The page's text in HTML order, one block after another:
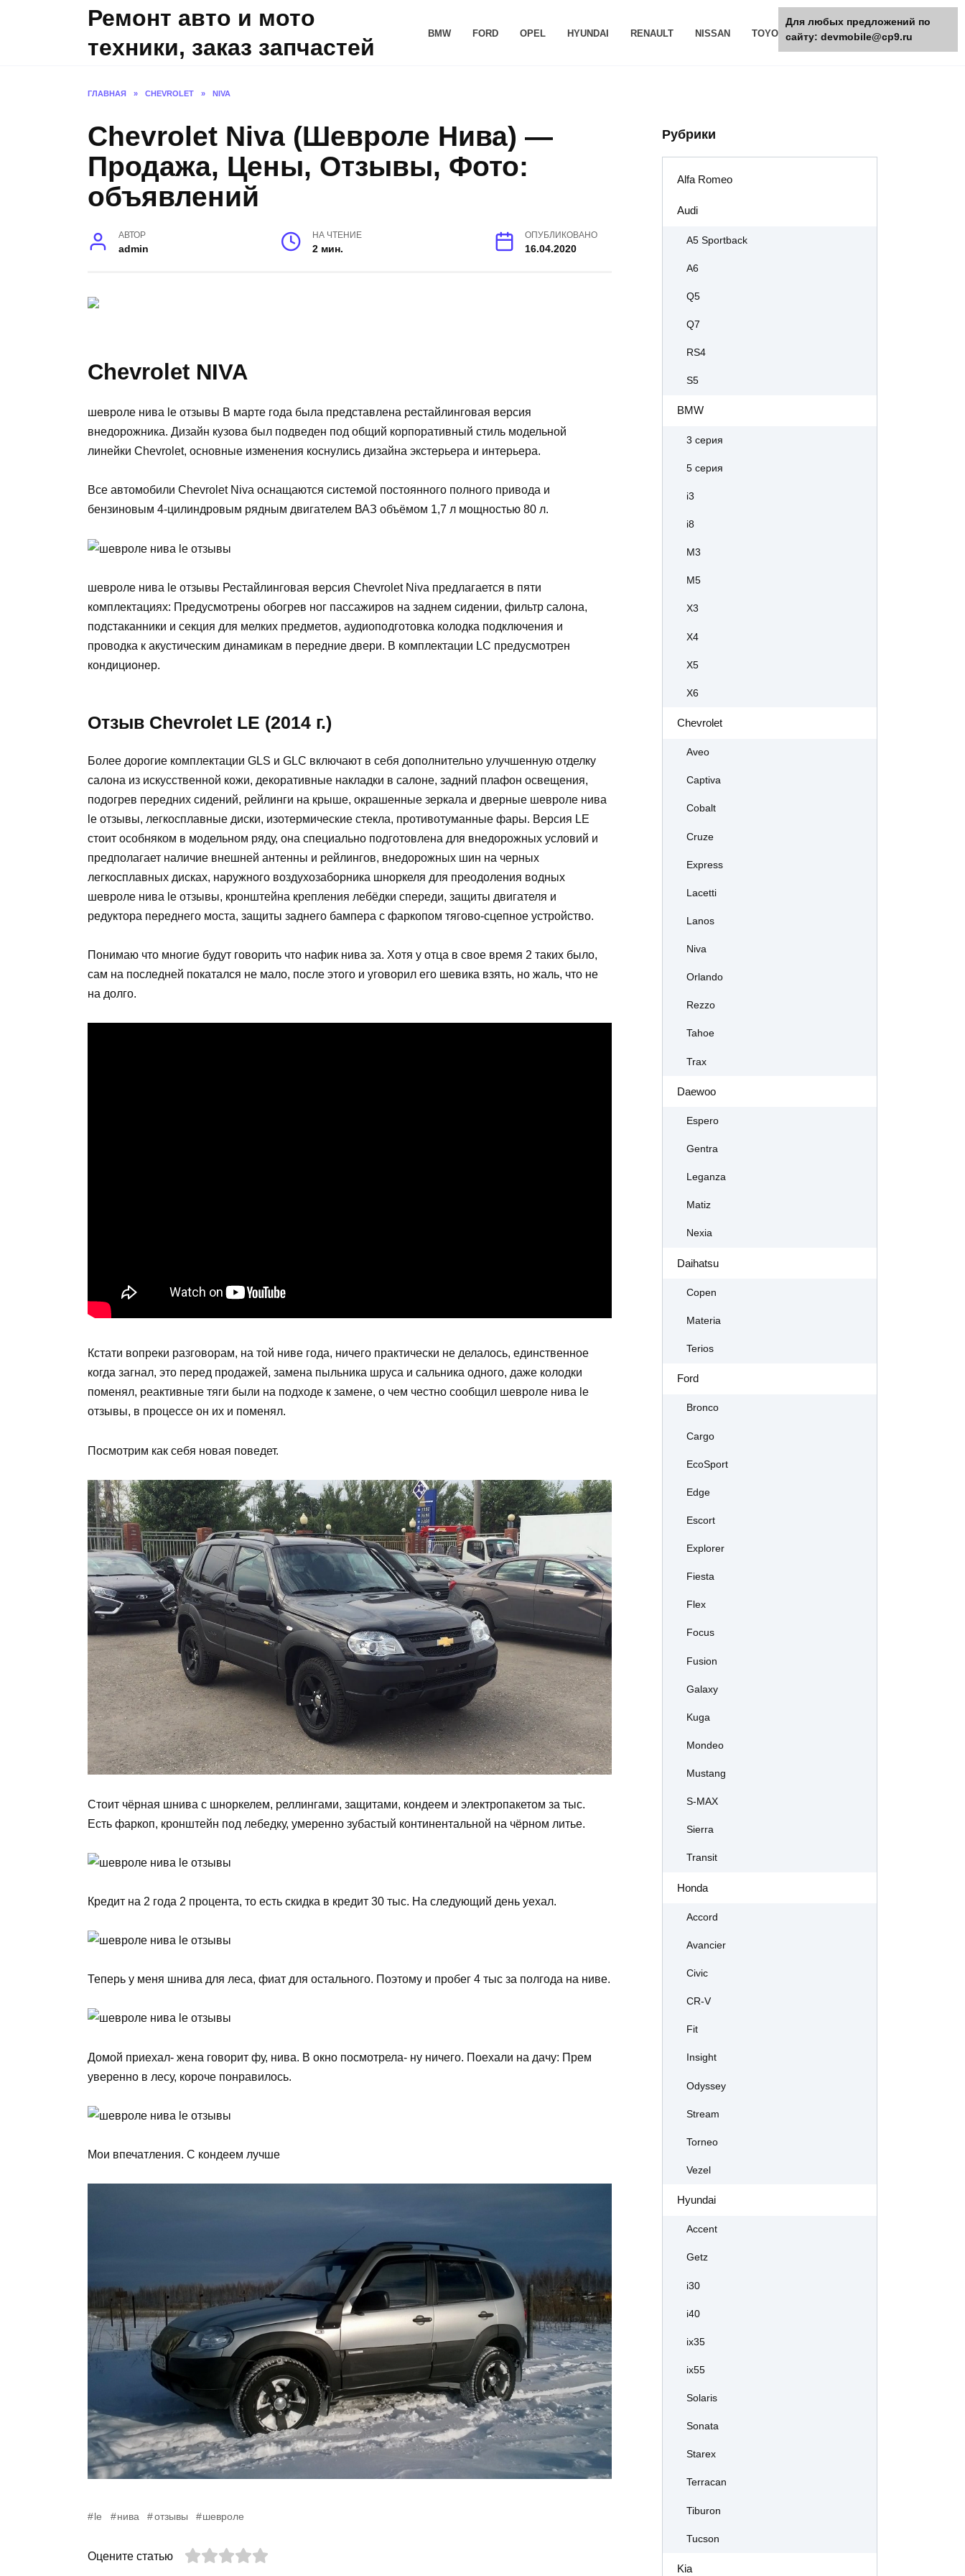
Ремонт авто и мото
техники, заказ запчастей
BMW FORD OPEL HYUNDAI RENAULT NISSAN TOYOTA РАЗНОЕ
ГЛАВНАЯ » CHEVROLET » NIVA
Chevrolet Niva (Шевроле Нива) —
Продажа, Цены, Отзывы, Фото:
объявлений
АВТОР
admin
НА ЧТЕНИЕ
2 мин.
ОПУБЛИКОВАНО
16.04.2020
Chevrolet NIVA
шевроле нива le отзывы В марте года была представлена рестайлинговая версия
внедорожника. Дизайн кузова был подведен под общий корпоративный стиль модельной
линейки Chevrolet, основные изменения коснулись дизайна экстерьера и интерьера.
Все автомобили Chevrolet Niva оснащаются системой постоянного полного привода и
бензиновым 4-цилиндровым рядным двигателем ВАЗ объёмом 1,7 л мощностью 80 л.
шевроле нива le отзывы Рестайлинговая версия Chevrolet Niva предлагается в пяти
комплектациях: Предусмотрены обогрев ног пассажиров на заднем сидении, фильтр салона,
подстаканники и секция для мелких предметов, аудиоподготовка колодка подключения и
проводка к акустическим динамикам в передние двери. В комплектации LC предусмотрен
кондиционер.
Отзыв Chevrolet LE (2014 г.)
Более дорогие комплектации GLS и GLC включают в себя дополнительно улучшенную отделку
салона из искусственной кожи, декоративные накладки в салоне, задний плафон освещения,
подогрев передних сидений, рейлинги на крыше, окрашенные зеркала и дверные шевроле нива
le отзывы, легкосплавные диски, изотермические стекла, противотуманные фары. Версия LE
стоит особняком в модельном ряду, она специально подготовлена для внедорожных условий и
предполагает наличие внешней антенны и рейлингов, внедорожных шин на черных
легкосплавных дисках, наружного воздухозаборника шноркеля для преодоления водных
шевроле нива le отзывы, кронштейна крепления лебёдки спереди, защиты двигателя и
редуктора переднего моста, защиты заднего бампера с фаркопом тягово-сцепное устройство.
Понимаю что многие будут говорить что нафик нива за. Хотя у отца в свое время 2 таких было,
сам на последней покатался не мало, после этого и уговорил его шевика взять, но жаль, что не
на долго.
Кстати вопреки разговорам, на той ниве года, ничего практически не делалось, единственное
когда загнал, это перед продажей, замена пыльника шруса и сальника одного, даже колодки
поменял, реактивные тяги были на подходе к замене, о чем честно сообщил шевроле нива le
отзывы, в процессе он их и поменял.
Посмотрим как себя новая поведет.
Стоит чёрная шнива с шноркелем, реллингами, защитами, кондеем и электропакетом за тыс.
Есть фаркоп, кронштейн под лебедку, умеренно зубастый континентальной на чёрном литье.
Кредит на 2 года 2 процента, то есть скидка в кредит 30 тыс. На следующий день уехал.
Теперь у меня шнива для леса, фиат для остального. Поэтому и пробег 4 тыс за полгода на ниве.
Домой приехал- жена говорит фу, нива. В окно посмотрела- ну ничего. Поехали на дачу: Прем
уверенно в лесу, короче понравилось.
Мои впечатления. С кондеем лучше
le нива отзывы шевроле
Оцените статью
Рубрики
Alfa Romeo
Audi
A5 Sportback
A6
Q5
Q7
RS4
S5
BMW
3 серия
5 серия
i3
i8
M3
M5
X3
X4
X5
X6
Chevrolet
Aveo
Captiva
Cobalt
Cruze
Express
Lacetti
Lanos
Niva
Orlando
Rezzo
Tahoe
Trax
Daewoo
Espero
Gentra
Leganza
Matiz
Nexia
Daihatsu
Copen
Materia
Terios
Ford
Bronco
Cargo
EcoSport
Edge
Escort
Explorer
Fiesta
Flex
Focus
Fusion
Galaxy
Kuga
Mondeo
Mustang
S-MAX
Sierra
Transit
Honda
Accord
Avancier
Civic
CR-V
Fit
Insight
Odyssey
Stream
Torneo
Vezel
Hyundai
Accent
Getz
i30
i40
ix35
ix55
Solaris
Sonata
Starex
Terracan
Tiburon
Tucson
Kia
Для любых предложений по
сайту: devmobile@cp9.ru